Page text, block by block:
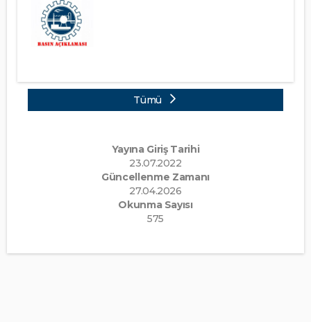
Tümü
Yayına Giriş Tarihi
23.07.2022
Güncellenme Zamanı
27.04.2026
Okunma Sayısı
575